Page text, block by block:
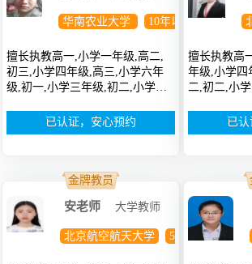
华南农业大学 10年以上教龄 博
擅长执教高一,小学一年级,高二,
初三,小学四年级,高三,小学六年
级,初一,小学三年级,初二,小学五
已认证，安心预约
擅长执教高
年级,小学四
二,初二,小
已
金牌教员
安老师 大学教师
北京航空航天大学 5年教龄